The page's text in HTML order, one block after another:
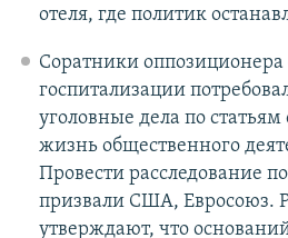
отеля, где политик
Соратники оппозиционера
госпитализации
уголовные дела по статьям
жизнь общественного
Провести расследование
призвали США, Евросоюз.
утверждают, что